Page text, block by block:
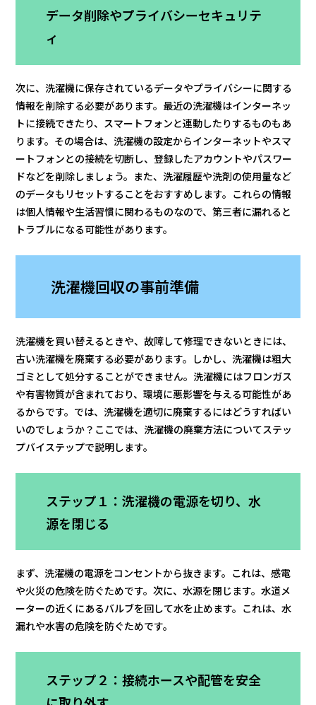
データ削除やプライバシーセキュリテ
ィ
次に、洗濯機に保存されているデータやプライバシーに関する
情報を削除する必要があります。最近の洗濯機はインターネッ
トに接続できたり、スマートフォンと連動したりするものもあ
ります。その場合は、洗濯機の設定からインターネットやスマ
ートフォンとの接続を切断し、登録したアカウントやパスワー
ドなどを削除しましょう。また、洗濯履歴や洗剤の使用量など
のデータもリセットすることをおすすめします。これらの情報
は個人情報や生活習慣に関わるものなので、第三者に漏れると
トラブルになる可能性があります。
洗濯機回収の事前準備
洗濯機を買い替えるときや、故障して修理できないときには、
古い洗濯機を廃棄する必要があります。しかし、洗濯機は粗大
ゴミとして処分することができません。洗濯機にはフロンガス
や有害物質が含まれており、環境に悪影響を与える可能性があ
るからです。では、洗濯機を適切に廃棄するにはどうすればい
いのでしょうか？ここでは、洗濯機の廃棄方法についてステッ
プバイステップで説明します。
ステップ１：洗濯機の電源を切り、水
源を閉じる
まず、洗濯機の電源をコンセントから抜きます。これは、感電
や火災の危険を防ぐためです。次に、水源を閉じます。水道メ
ーターの近くにあるバルブを回して水を止めます。これは、水
漏れや水害の危険を防ぐためです。
ステップ２：接続ホースや配管を安全